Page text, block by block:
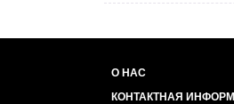
О НАС
КОНТАКТНАЯ